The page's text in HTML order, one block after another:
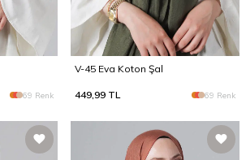
69 Renk
V-45 Eva Koton Şal
449,99 TL 69 Renk